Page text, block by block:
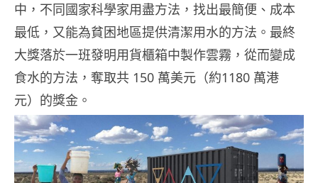
中，不同國家科學家用盡方法，找出最簡便、成本
最低，又能為貧困地區提供清潔用水的方法。最終
大獎落於一班發明用貨櫃箱中製作雲霧，從而變成
食水的方法，奪取共 150 萬美元（約1180 萬港
元）的獎金。